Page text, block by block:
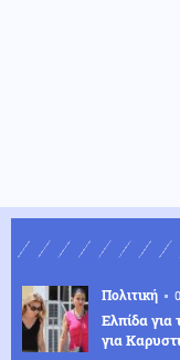
Πολιτική
Ελπίδα
για